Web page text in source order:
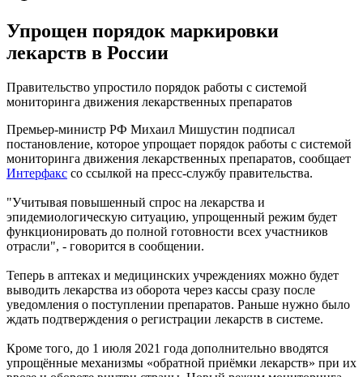
Упрощен порядок маркировки
лекарств в России
Правительство упростило порядок работы с системой
мониторинга движения лекарственных препаратов
Премьер-министр РФ Михаил Мишустин подписал
постановление, которое упрощает порядок работы с системой
мониторинга движения лекарственных препаратов, сообщает
Интерфакс со ссылкой на пресс-службу правительства.
"Учитывая повышенный спрос на лекарства и
эпидемиологическую ситуацию, упрощенный режим будет
функционировать до полной готовности всех участников
отрасли", - говорится в сообщении.
Теперь в аптеках и медицинских учреждениях можно будет
выводить лекарства из оборота через кассы сразу после
уведомления о поступлении препаратов. Раньше нужно было
ждать подтверждения о регистрации лекарств в системе.
Кроме того, до 1 июля 2021 года дополнительно вводятся
упрощённые механизмы «обратной приёмки лекарств» при их